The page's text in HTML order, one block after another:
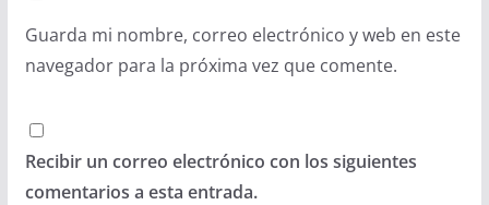
Guarda mi nombre, correo electrónico y web en este
navegador para la próxima vez que comente.
Recibir un correo electrónico con los siguientes
comentarios a esta entrada.